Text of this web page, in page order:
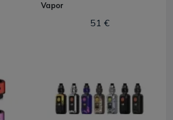
Vapor
51 €